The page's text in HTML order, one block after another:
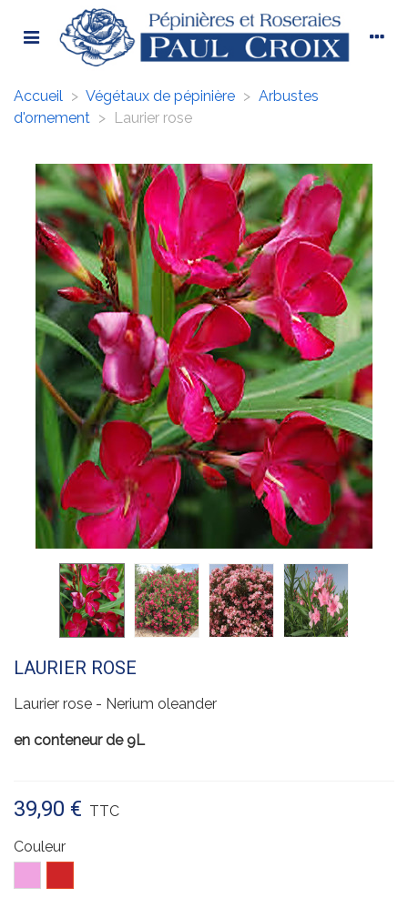
Accueil > Végétaux de pépinière > Arbustes
d'ornement > Laurier rose
LAURIER ROSE
Laurier rose - Nerium oleander
en conteneur de 9L
39,90 € TTC
Couleur